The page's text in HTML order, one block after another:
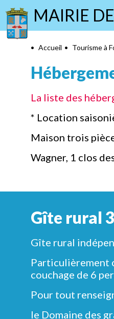
MAIRIE DE
• Accueil • Tourisme à
La liste des
* Location
Maison trois
Wagner, 1 clos
Gîte rural
Gîte rural
Particulièrement
couchage de 6
Pour tout
le Domaine des